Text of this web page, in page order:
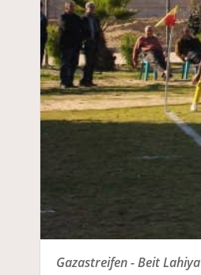
Gazastreifen - Beit Lahiya